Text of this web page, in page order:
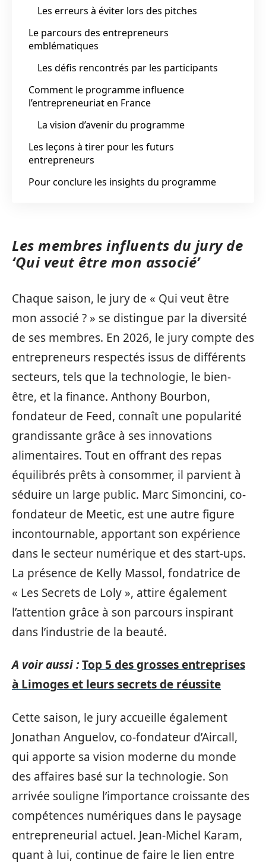
Les erreurs à éviter lors des pitches
Le parcours des entrepreneurs
emblématiques
Les défis rencontrés par les participants
Comment le programme influence
l’entrepreneuriat en France
La vision d’avenir du programme
Les leçons à tirer pour les futurs
entrepreneurs
Pour conclure les insights du programme
Les membres influents du jury de
‘Qui veut être mon associé’
Chaque saison, le jury de « Qui veut être
mon associé ? » se distingue par la diversité
de ses membres. En 2026, le jury compte des
entrepreneurs respectés issus de différents
secteurs, tels que la technologie, le bien-
être, et la finance. Anthony Bourbon,
fondateur de Feed, connaît une popularité
grandissante grâce à ses innovations
alimentaires. Tout en offrant des repas
équilibrés prêts à consommer, il parvient à
séduire un large public. Marc Simoncini, co-
fondateur de Meetic, est une autre figure
incontournable, apportant son expérience
dans le secteur numérique et des start-ups.
La présence de Kelly Massol, fondatrice de
« Les Secrets de Loly », attire également
l’attention grâce à son parcours inspirant
dans l’industrie de la beauté.
A voir aussi :Top 5 des grosses entreprises
à Limoges et leurs secrets de réussite
Cette saison, le jury accueille également
Jonathan Anguelov, co-fondateur d’Aircall,
qui apporte sa vision moderne du monde
des affaires basé sur la technologie. Son
arrivée souligne l’importance croissante des
compétences numériques dans le paysage
entrepreneurial actuel. Jean-Michel Karam,
quant à lui, continue de faire le lien entre